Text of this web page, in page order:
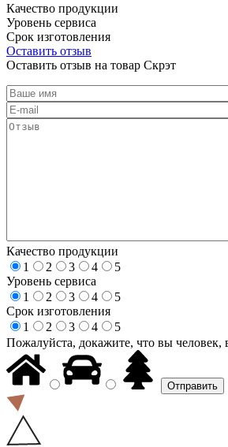
Качество продукции
Уровень сервиса
Срок изготовления
Оставить отзыв
Оставить отзыв на товар Скрэт
Качество продукции
1
2 3 4
5
Уровень сервиса
1
2 3 4
5
Срок изготовления
1
2 3 4
5
Пожалуйста, докажите, что вы человек,